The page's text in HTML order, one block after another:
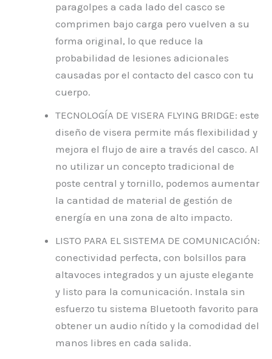
paragolpes a cada lado del casco se
comprimen bajo carga pero vuelven a su
forma original, lo que reduce la
probabilidad de lesiones adicionales
causadas por el contacto del casco con tu
cuerpo.
TECNOLOGÍA DE VISERA FLYING BRIDGE: este
diseño de visera permite más flexibilidad y
mejora el flujo de aire a través del casco. Al
no utilizar un concepto tradicional de
poste central y tornillo, podemos aumentar
la cantidad de material de gestión de
energía en una zona de alto impacto.
LISTO PARA EL SISTEMA DE COMUNICACIÓN:
conectividad perfecta, con bolsillos para
altavoces integrados y un ajuste elegante
y listo para la comunicación. Instala sin
esfuerzo tu sistema Bluetooth favorito para
obtener un audio nítido y la comodidad del
manos libres en cada salida.